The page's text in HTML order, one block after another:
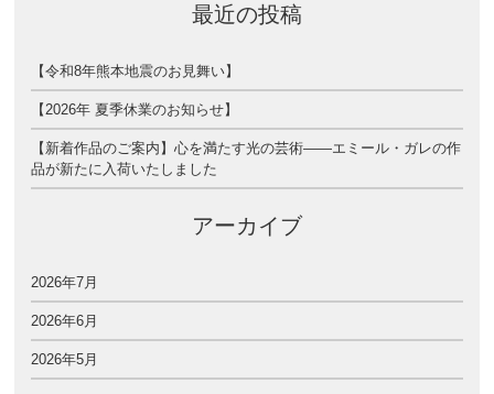
最近の投稿
【令和8年熊本地震のお見舞い】
【2026年 夏季休業のお知らせ】
【新着作品のご案内】心を満たす光の芸術――エミール・ガレの作
品が新たに入荷いたしました
アーカイブ
2026年7月
2026年6月
2026年5月